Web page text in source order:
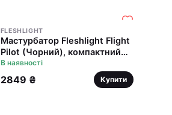
FLESHLIGHT
Мастурбатор Fleshlight Flight
Pilot (Чорний), компактний
розмір
В наявності
2849 ₴ Купити